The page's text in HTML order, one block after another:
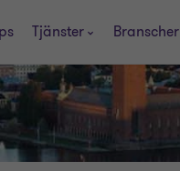
Tjänster Branscher